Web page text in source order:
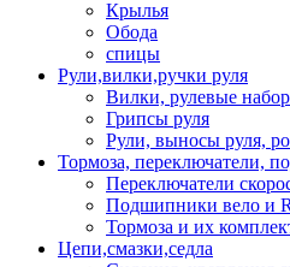
Крылья
Обода
спицы
Рули,вилки,ручки руля
Вилки, рулевые
Грипсы руля
Рули, выносы руля,
Тормоза, переключатели,
Переключатели
Подшипники вело и
Тормоза и их
Цепи,смазки,седла